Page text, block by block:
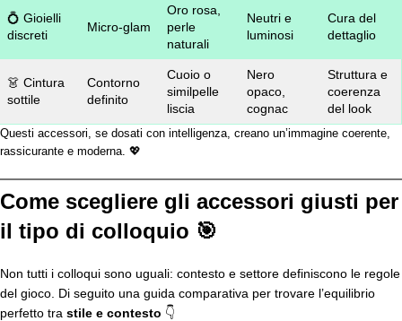
💍 Gioielli
discreti
Micro-glam
Oro rosa,
perle
naturali
Neutri e
luminosi
Cura del
dettaglio
👗 Cintura
sottile
Contorno
definito
Cuoio o
similpelle
liscia
Nero
opaco,
cognac
Struttura e
coerenza
del look
Questi accessori, se dosati con intelligenza, creano un’immagine coerente,
rassicurante e moderna. 💖
Come scegliere gli accessori giusti per
il tipo di colloquio 🎯
Non tutti i colloqui sono uguali: contesto e settore definiscono le regole
del gioco. Di seguito una guida comparativa per trovare l’equilibrio
perfetto tra stile e contesto 👇